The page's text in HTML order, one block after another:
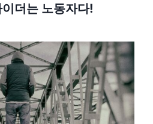
더는 노동자다!